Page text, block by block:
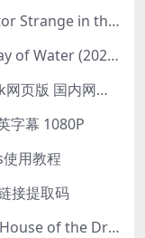
奇异博士2：疯狂多元宇宙 Doctor Strange in the Multiverse of Madness (2022) 高清版1080p
阿凡达：水之道 Avatar: The Way of Water (2022) 1080p 2k 4k 中文字幕
ProxiTok 开源国际版抖音TikTok网页版 国内网络直连
字幕 1080P
用教程
接提取码
HBO 权力的游戏前传 龙之家族 House of the Dragon (2022) 中字 1080P 更新4集